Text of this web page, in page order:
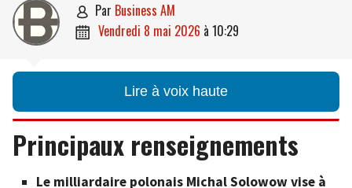
 par Business AM
 vendredi 8 mai 2026 à 10:29
Lire à voix haute
Principaux renseignements
Le milliardaire polonais Michal Solowow vise à